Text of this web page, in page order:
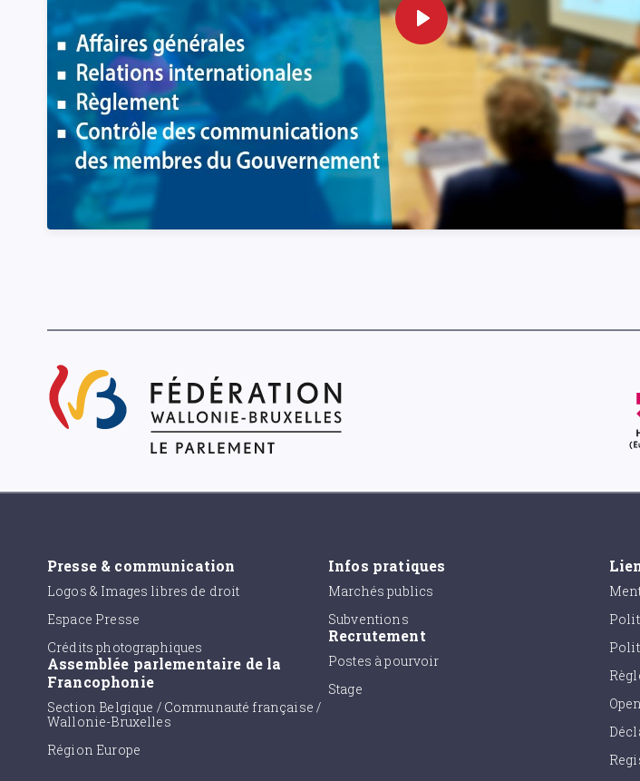
Presse & communication
Logos & Images libres de droit
Espace Presse
Crédits photographiques
Assemblée parlementaire de la
Francophonie
Section Belgique / Communauté française /
Wallonie-Bruxelles
Région Europe
Infos pratiques
Marchés publics
Subventions
Recrutement
Postes à pourvoir
Stage